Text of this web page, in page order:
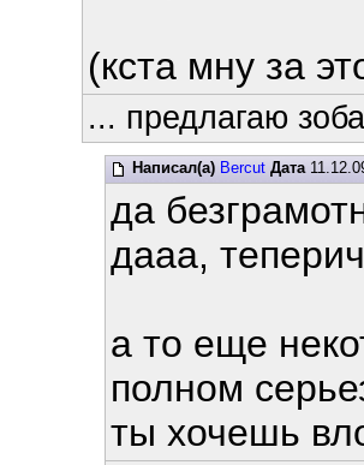
(кста мну за
... предлагаю
Написал(а) Bercut Дата
да
дааа,
а то еще
полном
ты хочешь